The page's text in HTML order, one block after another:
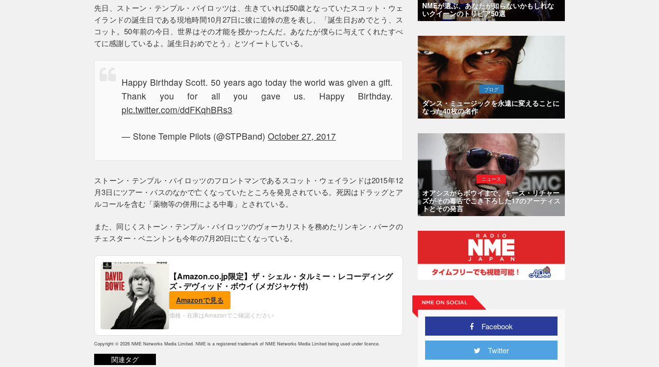
先日、ストーン・テンプル・パイロッツは、生きていれば50歳となっていたスコット・ウェ
イランドの誕生日である現地時間10月27日に彼に追悼の意を表し、「誕生日おめでとう、ス
コット。50年前の今日、世界はその才能を授かったんだ。あなたが僕らに与えてくれたすべ
てに感謝しているよ。誕生日おめでとう」とツイートしている。
Happy Birthday Scott. 50 years ago today the world was given a gift.
Thank you for all you gave us. Happy Birthday.
pic.twitter.com/ddFKqhBRs3
— Stone Temple Pilots (@STPBand) October 27, 2017
ストーン・テンプル・パイロッツのフロントマンであるスコット・ウェイランドは2015年12
月3日にツアー・バスのなかで亡くなっていたところを発見されている。死因はドラッグとア
ルコールを含む「薬物等の併用による中毒」とされている。
また、同じくストーン・テンプル・パイロッツのヴォーカリストを務めたリンキン・パークの
チェスター・ベニントンも今年の7月20日に亡くなっている。
【Amazon.co.jp限定】ザ・シェル・タルミー・レコーディング
ズ - デヴィッド・ボウイ (メガジャケ付)
Amazonで見る
価格・在庫はAmazonでご確認ください
Copyright © 2026 NME Networks Media Limited. NME is a registered trademark of NME Networks Media Limited being used under licence.
関連タグ
NMEが選ぶ、あなたが知らないかもしれな
いクイーンのトリビア50選
ブログ
ダンス・ミュージックを永遠に変えることに
なった40枚の名作
ニュース
オアシスからボウイまで、キース・リチャー
ズがその毒舌でこき下ろした17のアーティス
トとその発言
Facebook
Twitter